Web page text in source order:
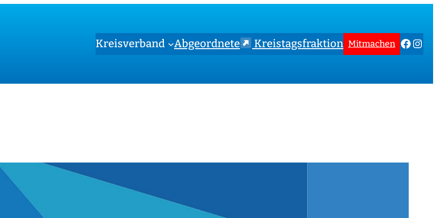
Kreisverband Abgeordnete Kreistagsfraktion Mitmachen